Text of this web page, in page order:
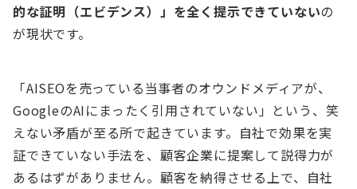
的な証明（エビデンス）」を全く提示できていないの
が現状です。
「AISEOを売っている当事者のオウンドメディアが、
GoogleのAIにまったく引用されていない」という、笑
えない矛盾が至る所で起きています。自社で効果を実
証できていない手法を、顧客企業に提案して説得力が
あるはずがありません。顧客を納得させる上で、自社